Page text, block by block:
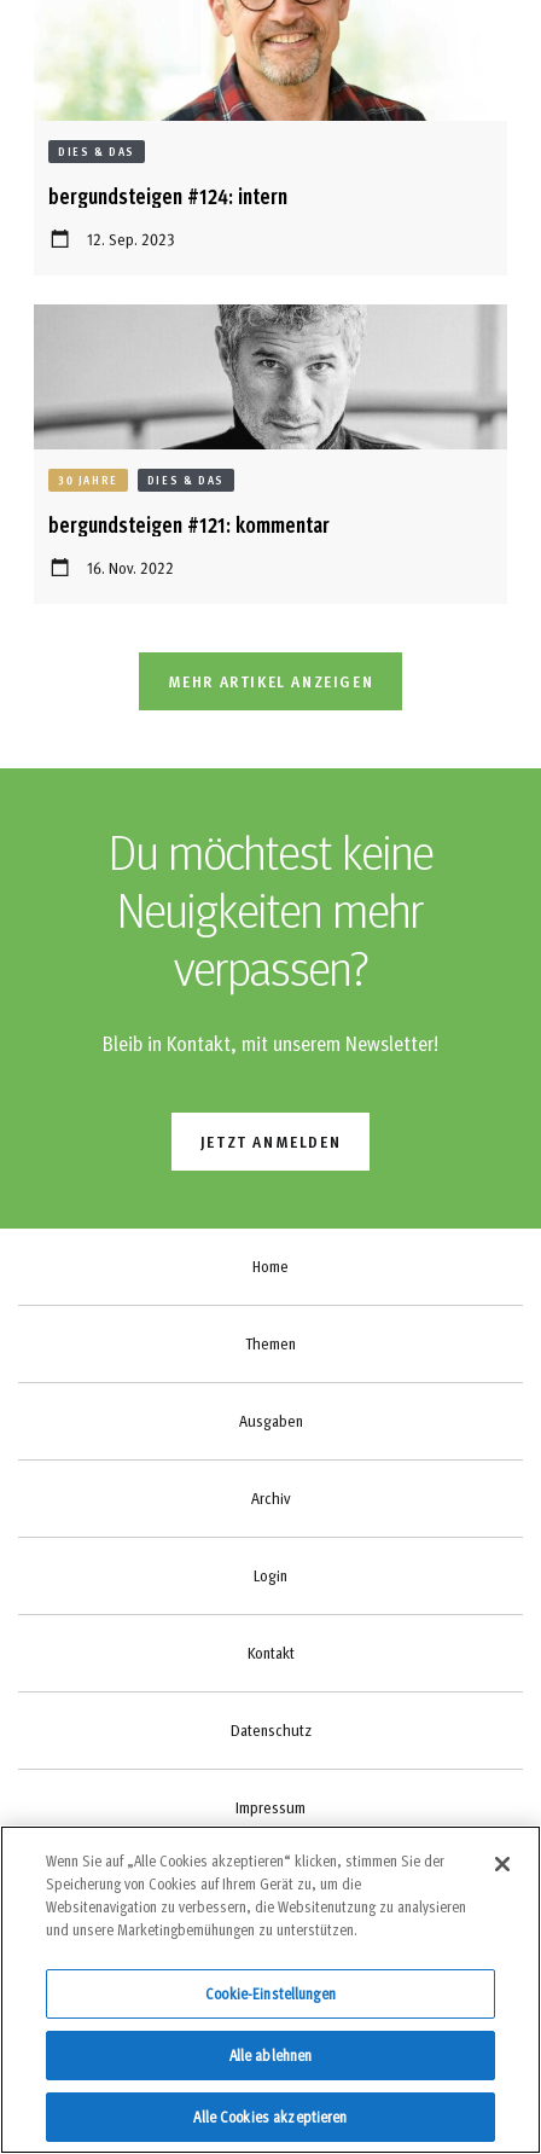
DIES & DAS
bergundsteigen #124: intern
12. Sep. 2023
30 JAHRE DIES & DAS
bergundsteigen #121: kommentar
16. Nov. 2022
MEHR ARTIKEL ANZEIGEN
Du möchtest keine
Neuigkeiten mehr
verpassen?
Bleib in Kontakt, mit unserem Newsletter!
JETZT ANMELDEN
Home
Themen
Ausgaben
Archiv
Login
Kontakt
Datenschutz
Impressum
Cookie-Einstellungen
©2022 bergundsteigen
DEUTSCH
Wenn Sie auf „Alle Cookies akzeptieren“ klicken, stimmen Sie der
Speicherung von Cookies auf Ihrem Gerät zu, um die
Websitenavigation zu verbessern, die Websitenutzung zu analysieren
und unsere Marketingbemühungen zu unterstützen.
Cookie-Einstellungen
Alle ablehnen
Alle Cookies akzeptieren